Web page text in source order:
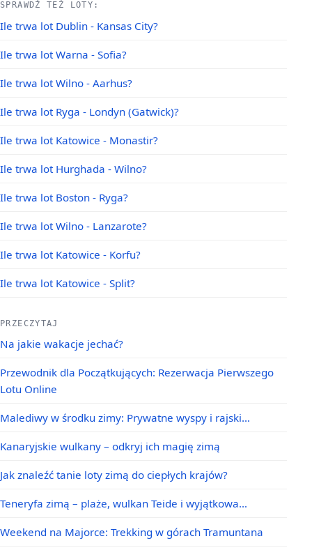
SPRAWDŹ TEŻ LOTY:
Ile trwa lot Dublin - Kansas City?
Ile trwa lot Warna - Sofia?
Ile trwa lot Wilno - Aarhus?
Ile trwa lot Ryga - Londyn (Gatwick)?
Ile trwa lot Katowice - Monastir?
Ile trwa lot Hurghada - Wilno?
Ile trwa lot Boston - Ryga?
Ile trwa lot Wilno - Lanzarote?
Ile trwa lot Katowice - Korfu?
Ile trwa lot Katowice - Split?
PRZECZYTAJ
Na jakie wakacje jechać?
Przewodnik dla Początkujących: Rezerwacja Pierwszego
Lotu Online
Malediwy w środku zimy: Prywatne wyspy i rajski…
Kanaryjskie wulkany – odkryj ich magię zimą
Jak znaleźć tanie loty zimą do ciepłych krajów?
Teneryfa zimą – plaże, wulkan Teide i wyjątkowa…
Weekend na Majorce: Trekking w górach Tramuntana